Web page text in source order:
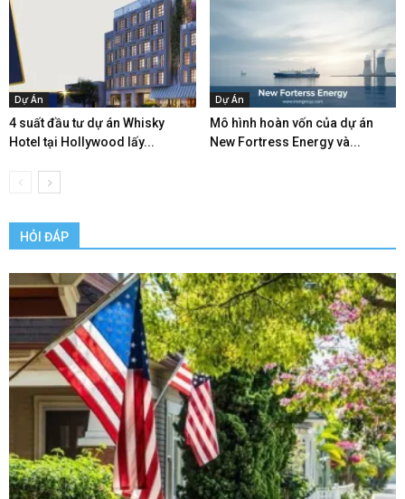
Dự Án
4 suất đầu tư dự án Whisky
Hotel tại Hollywood lấy...
Dự Án
Mô hình hoàn vốn của dự án
New Fortress Energy và...
HỎI ĐÁP